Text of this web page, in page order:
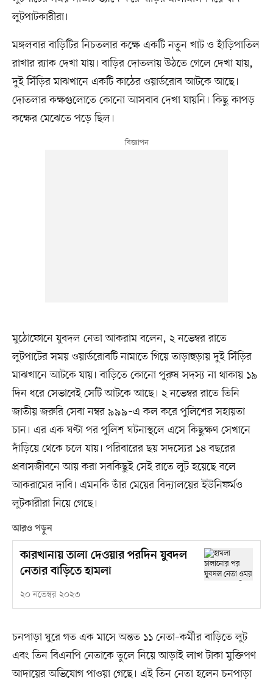
লুটপাটকারীরা।
মঙ্গলবার বাড়িটির নিচতলার কক্ষে একটি নতুন খাট ও হাঁড়িপাতিল
রাখার র‍্যাক দেখা যায়। বাড়ির দোতলায় উঠতে গেলে দেখা যায়,
দুই সিঁড়ির মাঝখানে একটি কাঠের ওয়ার্ডরোব আটকে আছে।
দোতলার কক্ষগুলোতে কোনো আসবাব দেখা যায়নি। কিছু কাপড়
কক্ষের মেঝেতে পড়ে ছিল।
মুঠোফোনে যুবদল নেতা আকরাম বলেন, ২ নভেম্বর রাতে
লুটপাটের সময় ওয়ার্ডরোবটি নামাতে গিয়ে তাড়াহুড়ায় দুই সিঁড়ির
মাঝখানে আটকে যায়। বাড়িতে কোনো পুরুষ সদস্য না থাকায় ১৯
দিন ধরে সেভাবেই সেটি আটকে আছে। ২ নভেম্বর রাতে তিনি
জাতীয় জরুরি সেবা নম্বর ৯৯৯–এ কল করে পুলিশের সহায়তা
চান। এর এক ঘণ্টা পর পুলিশ ঘটনাস্থলে এসে কিছুক্ষণ সেখানে
দাঁড়িয়ে থেকে চলে যায়। পরিবারের ছয় সদস্যের ১৪ বছরের
প্রবাসজীবনে আয় করা সবকিছুই সেই রাতে লুট হয়েছে বলে
আকরামের দাবি। এমনকি তাঁর মেয়ের বিদ্যালয়ের ইউনিফর্মও
লুটকারীরা নিয়ে গেছে।
আরও পড়ুন
কারখানায় তালা দেওয়ার পরদিন যুবদল
নেতার বাড়িতে হামলা
২০ নভেম্বর ২০২৩
চনপাড়া ঘুরে গত এক মাসে অন্তত ১১ নেতা–কর্মীর বাড়িতে লুট
এবং তিন বিএনপি নেতাকে তুলে নিয়ে আড়াই লাখ টাকা মুক্তিপণ
আদায়ের অভিযোগ পাওয়া গেছে। এই তিন নেতা হলেন চনপাড়া